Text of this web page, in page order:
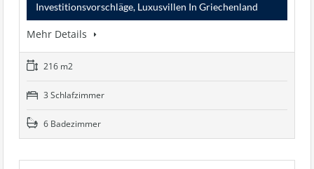
Investitionsvorschläge, Luxusvillen In Griechenland
Mehr Details
216 m2
3 Schlafzimmer
6 Badezimmer